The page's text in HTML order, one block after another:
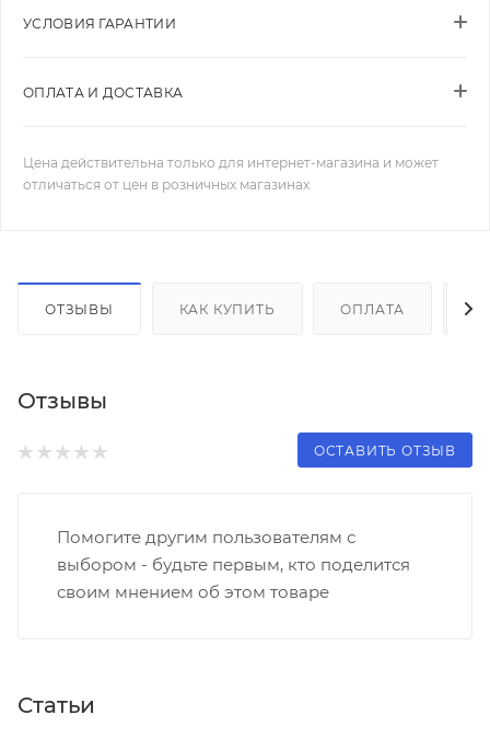
УСЛОВИЯ ГАРАНТИИ
ОПЛАТА И ДОСТАВКА
Цена действительна только для интернет-магазина и может
отличаться от цен в розничных магазинах
ОТЗЫВЫ КАК КУПИТЬ ОПЛАТА
Отзывы
ОСТАВИТЬ ОТЗЫВ
Помогите другим пользователям с
выбором - будьте первым, кто поделится
своим мнением об этом товаре
Статьи